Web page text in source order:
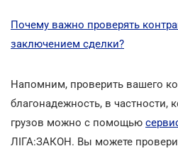
Почему важно проверять
заключением сделки?
Напомним, проверить вашего
благонадежность, в частности,
грузов можно с помощью
ЛІГА:ЗАКОН. Вы можете